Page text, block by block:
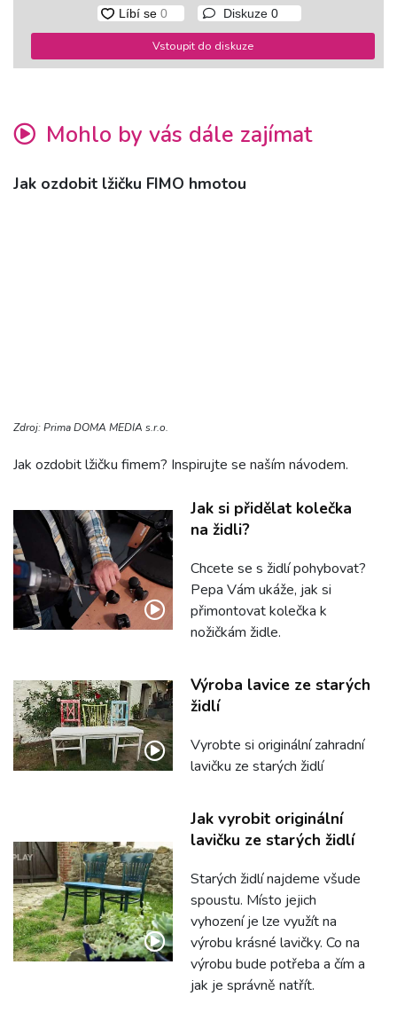
Diskuze 0
Vstoupit do diskuze
Mohlo by vás dále zajímat
Jak ozdobit lžičku FIMO hmotou
Zdroj: Prima DOMA MEDIA s.r.o.
Jak ozdobit lžičku fimem? Inspirujte se naším návodem.
Jak si přidělat kolečka
na židli?
Chcete se s židlí pohybovat?
Pepa Vám ukáže, jak si
přimontovat kolečka k
nožičkám židle.
Výroba lavice ze starých
židlí
Vyrobte si originální zahradní
lavičku ze starých židlí
Jak vyrobit originální
lavičku ze starých židlí
Starých židlí najdeme všude
spoustu. Místo jejich
vyhození je lze využít na
výrobu krásné lavičky. Co na
výrobu bude potřeba a čím a
jak je správně natřít.